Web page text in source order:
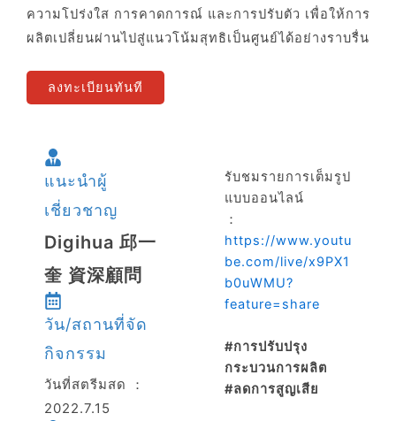
ความโปร่งใส การคาดการณ์ และการปรับตัว เพื่อให้การ
ผลิตเปลี่ยนผ่านไปสู่แนวโน้มสุทธิเป็นศูนย์ได้อย่างราบรื่น
ลงทะเบียนทันที
แนะนำผู้
เชี่ยวชาญ
Digihua 邱一
奎 資深顧問
วัน/สถานที่จัด
กิจกรรม
วันที่สตรีมสด ：
2022.7.15
รับชมรายการเต็มรูป
แบบออนไลน์
：
https://www.youtu
be.com/live/x9PX1
b0uWMU?
feature=share
#การปรับปรุง
กระบวนการผลิต
#ลดการสูญเสีย